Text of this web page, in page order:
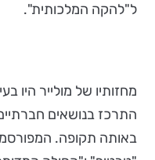
ל"להקה המלכותית".
מחזותיו של מולייר היו
התרכז בנושאים
באותה תקופה.